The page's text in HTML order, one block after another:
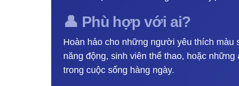
👤 Phù hợp với ai?
Hoàn hảo cho những người yêu thích màu
năng động, sinh viên thể thao, hoặc
trong cuộc sống hàng ngày.